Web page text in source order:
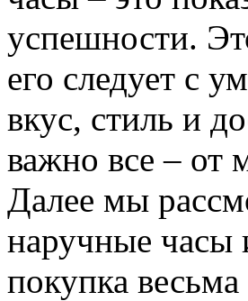
успешности.
его следует с
вкус, стиль и
важно все – от
Далее мы
наручные часы
покупка весьма